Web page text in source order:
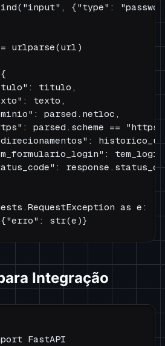
{"type":
urlparse(url)
titulo,
texto,
parsed.netloc,
parsed.scheme ==
as e:
Integração
FastAPI